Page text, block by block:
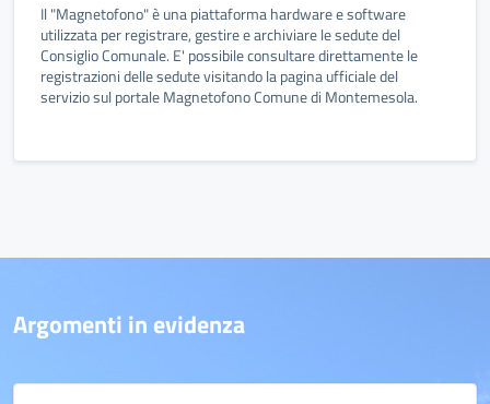
Il "Magnetofono" è una piattaforma hardware e software
utilizzata per registrare, gestire e archiviare le sedute del
Consiglio Comunale. E' possibile consultare direttamente le
registrazioni delle sedute visitando la pagina ufficiale del
servizio sul portale Magnetofono Comune di Montemesola.
Argomenti in evidenza